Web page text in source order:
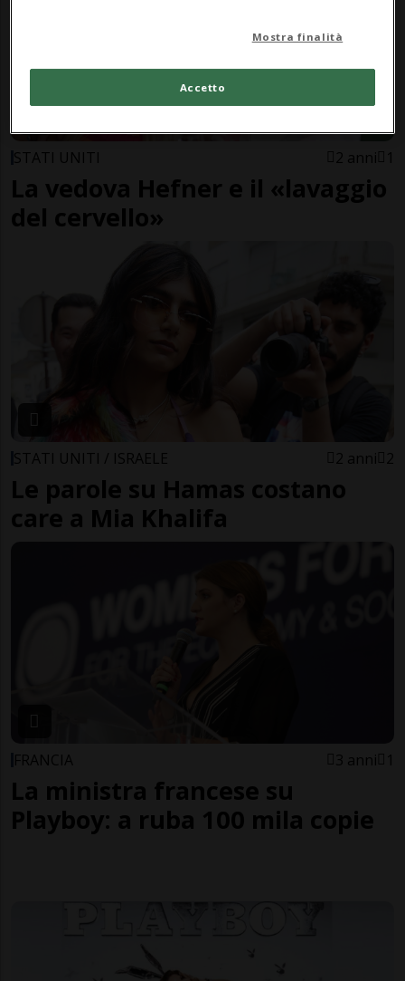
STATI UNITI 2 anni 1
La vedova Hefner e il «lavaggio
del cervello»
STATI UNITI / ISRAELE 2 anni 2
Le parole su Hamas costano
care a Mia Khalifa
FRANCIA 3 anni 1
La ministra francese su
Playboy: a ruba 100 mila copie
Mostra finalità
Accetto